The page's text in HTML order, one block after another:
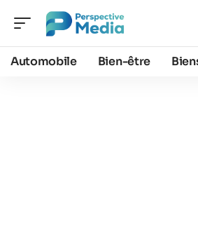
Automobile Bien-être